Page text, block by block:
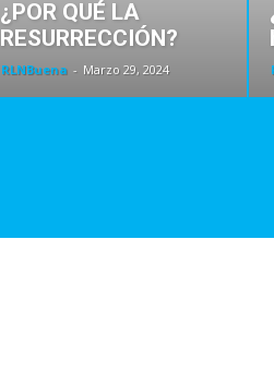
¿POR QUÉ LA
RESURRECCIÓN?
RLNBuena - Marzo 29, 2024